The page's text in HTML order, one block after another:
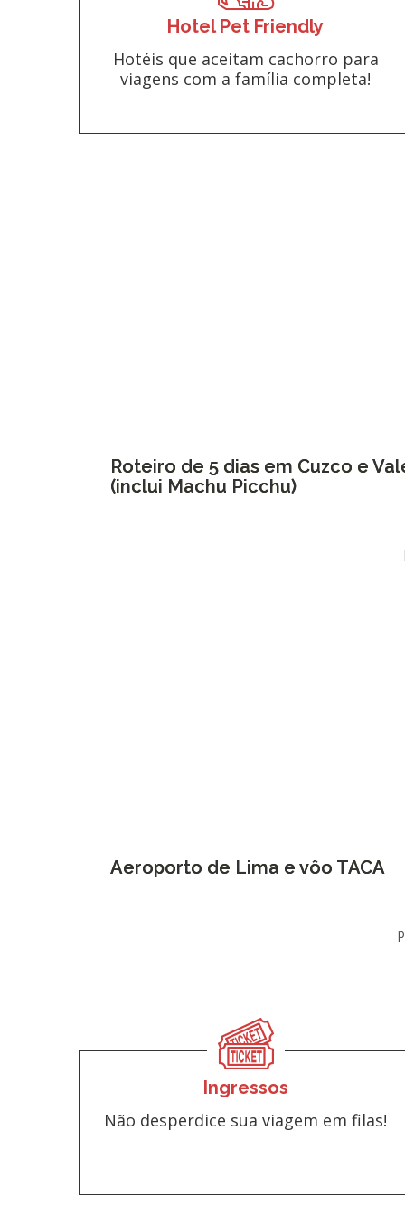
Hotel Pet Friendly
Hotéis que aceitam cachorro para
viagens com a família completa!
Roteiro de 5 dias em Cuzco e
(inclui Machu Picchu)
Aeroporto de Lima e vôo TACA
Ingressos
Não desperdice sua viagem em filas!